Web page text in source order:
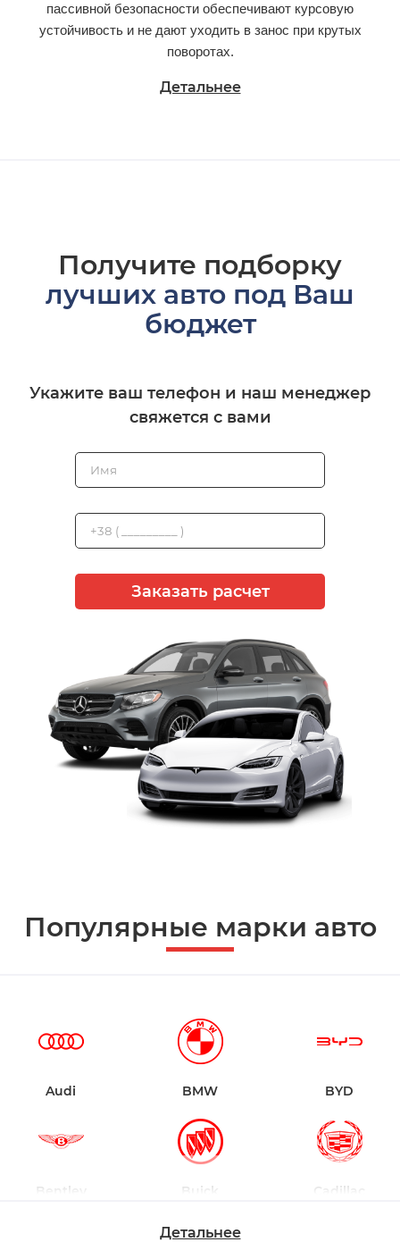
пассивной безопасности обеспечивают курсовую
устойчивость и не дают уходить в занос при крутых
поворотах.
Детальнее
Получите подборку
лучших авто под Ваш
бюджет
Укажите ваш телефон и наш менеджер
свяжется с вами
Заказать расчет
Популярные марки авто
Audi BMW BYD
Bentley Buick Cadillac
Детальнее